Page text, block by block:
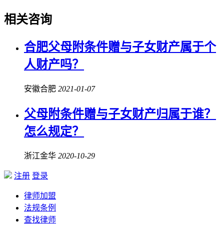
相关咨询
合肥父母附条件赠与子女财产属于个
人财产吗？
安徽合肥 2021-01-07
父母附条件赠与子女财产归属于谁？
怎么规定？
浙江金华 2020-10-29
注册 登录
律师加盟
法规条例
查找律师